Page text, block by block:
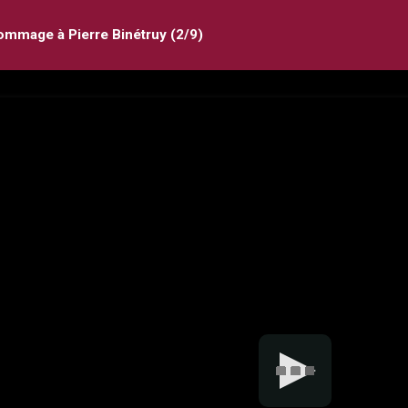
à Pierre Binétruy (2/9)